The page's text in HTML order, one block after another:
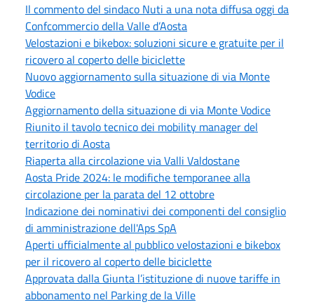
Il commento del sindaco Nuti a una nota diffusa oggi da
Confcommercio della Valle d’Aosta
Velostazioni e bikebox: soluzioni sicure e gratuite per il
ricovero al coperto delle biciclette
Nuovo aggiornamento sulla situazione di via Monte
Vodice
Aggiornamento della situazione di via Monte Vodice
Riunito il tavolo tecnico dei mobility manager del
territorio di Aosta
Riaperta alla circolazione via Valli Valdostane
Aosta Pride 2024: le modifiche temporanee alla
circolazione per la parata del 12 ottobre
Indicazione dei nominativi dei componenti del consiglio
di amministrazione dell'Aps SpA
Aperti ufficialmente al pubblico velostazioni e bikebox
per il ricovero al coperto delle biciclette
Approvata dalla Giunta l’istituzione di nuove tariffe in
abbonamento nel Parking de la Ville